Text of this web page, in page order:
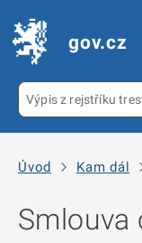
gov.cz
Úvod Kam dál
Smlouva